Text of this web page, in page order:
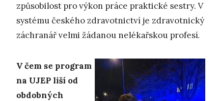
způsobilost pro výkon práce praktické sestry. V
systému českého zdravotnictví je zdravotnický
záchranář velmi žádanou nelékařskou profesí.
V čem se program
na UJEP liší od
obdobných